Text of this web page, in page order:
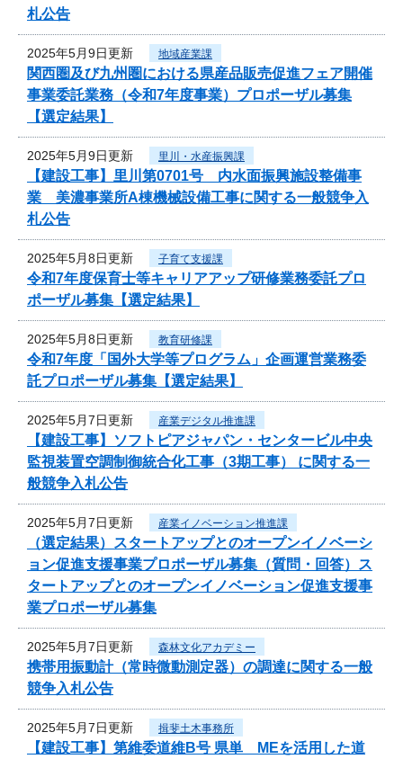
札公告
2025年5月9日更新 地域産業課
関西圏及び九州圏における県産品販売促進フェア開催
事業委託業務（令和7年度事業）プロポーザル募集
【選定結果】
2025年5月9日更新 里川・水産振興課
【建設工事】里川第0701号 内水面振興施設整備事
業 美濃事業所A棟機械設備工事に関する一般競争入
札公告
2025年5月8日更新 子育て支援課
令和7年度保育士等キャリアアップ研修業務委託プロ
ポーザル募集【選定結果】
2025年5月8日更新 教育研修課
令和7年度「国外大学等プログラム」企画運営業務委
託プロポーザル募集【選定結果】
2025年5月7日更新 産業デジタル推進課
【建設工事】ソフトピアジャパン・センタービル中央
監視装置空調制御統合化工事（3期工事） に関する一
般競争入札公告
2025年5月7日更新 産業イノベーション推進課
（選定結果）スタートアップとのオープンイノベーシ
ョン促進支援事業プロポーザル募集（質問・回答）ス
タートアップとのオープンイノベーション促進支援事
業プロポーザル募集
2025年5月7日更新 森林文化アカデミー
携帯用振動計（常時微動測定器）の調達に関する一般
競争入札公告
2025年5月7日更新 揖斐土木事務所
【建設工事】第維委道維B号 県単 MEを活用した道